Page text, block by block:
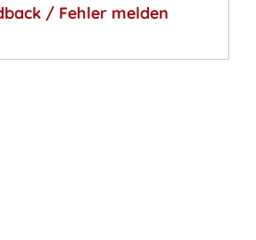
/ Fehler melden